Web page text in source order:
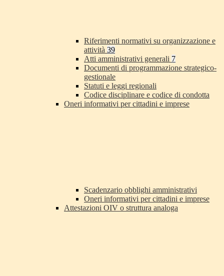
Riferimenti normativi su organizzazione e
attività 39
Atti amministrativi generali 7
Documenti di programmazione strategico-
gestionale
Statuti e leggi regionali
Codice disciplinare e codice di condotta
Oneri informativi per cittadini e imprese
Scadenzario obblighi amministrativi
Oneri informativi per cittadini e imprese
Attestazioni OIV o struttura analoga